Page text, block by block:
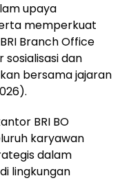
upaya
memperkuat
Branch Office
dan
bersama jajaran
BRI BO
karyawan
dalam
lingkungan